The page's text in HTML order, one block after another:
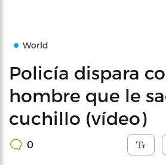
World
Policía dispara
hombre que le
cuchillo (vídeo)
0